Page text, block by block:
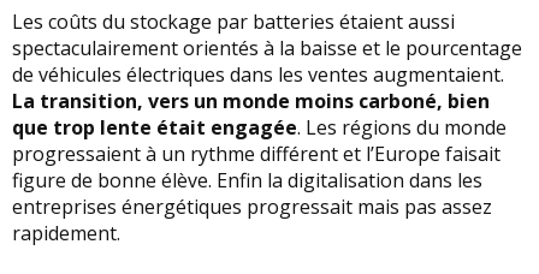
Les coûts du stockage par batteries étaient aussi
spectaculairement orientés à la baisse et le pourcentage
de véhicules électriques dans les ventes augmentaient.
La transition, vers un monde moins carboné, bien
que trop lente était engagée. Les régions du monde
progressaient à un rythme différent et l’Europe faisait
figure de bonne élève. Enfin la digitalisation dans les
entreprises énergétiques progressait mais pas assez
rapidement.